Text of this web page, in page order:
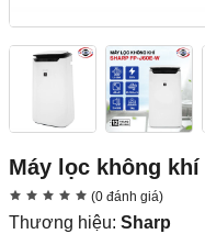
Máy lọc không khí
(0 đánh giá)
Thương hiệu: Sharp